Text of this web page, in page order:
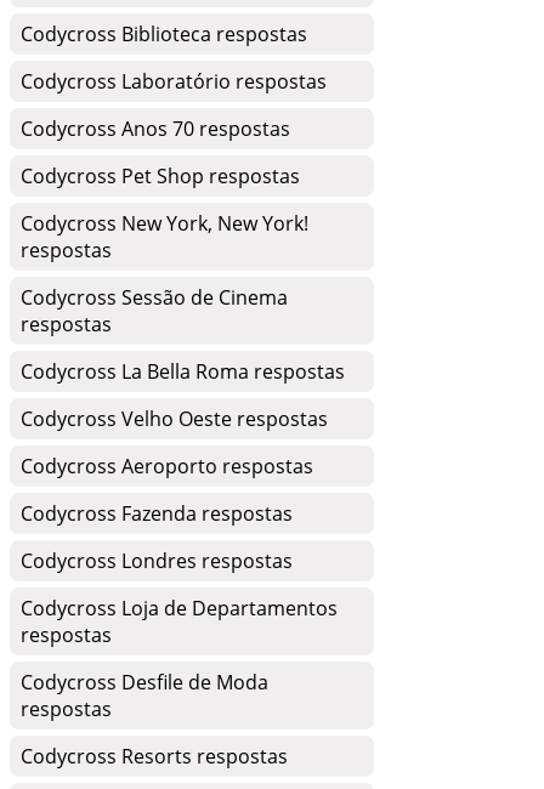
Codycross Biblioteca respostas
Codycross Laboratório respostas
Codycross Anos 70 respostas
Codycross Pet Shop respostas
Codycross New York, New York!
respostas
Codycross Sessão de Cinema
respostas
Codycross La Bella Roma respostas
Codycross Velho Oeste respostas
Codycross Aeroporto respostas
Codycross Fazenda respostas
Codycross Londres respostas
Codycross Loja de Departamentos
respostas
Codycross Desfile de Moda
respostas
Codycross Resorts respostas